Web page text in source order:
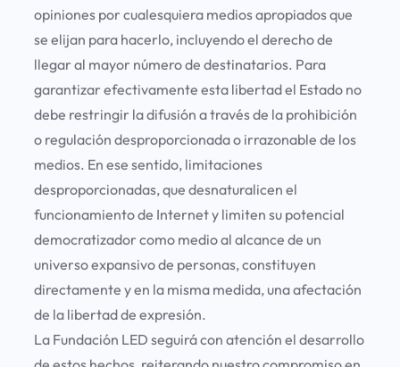
opiniones por cualesquiera medios apropiados que
se elijan para hacerlo, incluyendo el derecho de
llegar al mayor número de destinatarios. Para
garantizar efectivamente esta libertad el Estado no
debe restringir la difusión a través de la prohibición
o regulación desproporcionada o irrazonable de los
medios. En ese sentido, limitaciones
desproporcionadas, que desnaturalicen el
funcionamiento de Internet y limiten su potencial
democratizador como medio al alcance de un
universo expansivo de personas, constituyen
directamente y en la misma medida, una afectación
de la libertad de expresión.
La Fundación LED seguirá con atención el desarrollo